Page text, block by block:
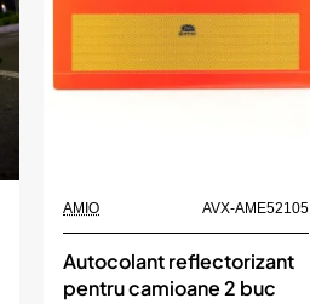
AMIO AVX-AME52105
Autocolant reflectorizant
pentru camioane 2 buc